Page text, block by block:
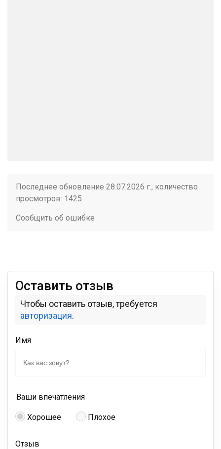
Последнее обновление 28.07.2026 г., количество
просмотров: 1425
Сообщить об ошибке
Оставить отзыв
Чтобы оставить отзыв, требуется
авторизация.
Имя
Ваши впечатления
Хорошее Плохое
Отзыв